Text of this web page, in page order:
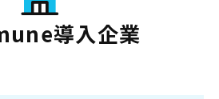
導入企業